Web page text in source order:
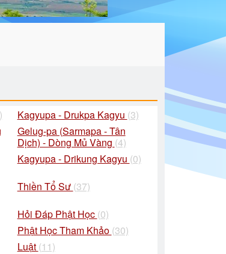
Kagyupa - Drukpa Kagyu (3)
Gelug-pa (Sarmapa - Tân
Dịch) - Dòng Mủ Vàng (4)
Kagyupa - Drikung Kagyu (0)
Thiền Tổ Sư (37)
Hỏi Đáp Phật Học (0)
Phật Học Tham Khảo (30)
Luật (11)